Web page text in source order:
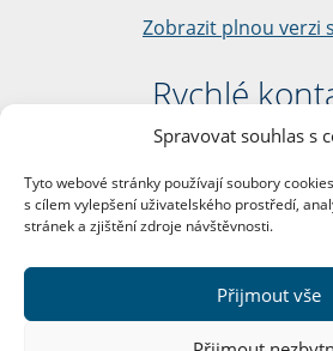
Spravovat souhlas s
Tyto webové stránky používají soubory
s cílem vylepšení uživatelského prostředí,
stránek a zjištění zdroje návštěvnosti.
Přijmout vše
Zobrazit plnou verzi
Rychlé
Filozofická
nám. Jana
116 38 Praha
DIČ:
Další kontakty